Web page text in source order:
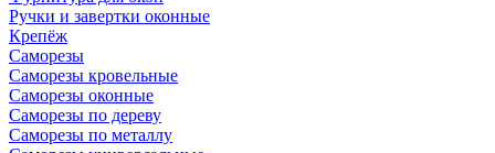
Ручки и завертки оконные
Крепёж
Саморезы
Саморезы кровельные
Саморезы оконные
Саморезы по дереву
Саморезы по металлу